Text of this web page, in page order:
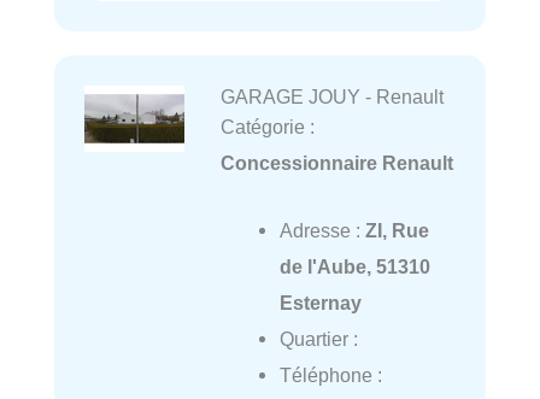
GARAGE JOUY - Renault
Catégorie :
Concessionnaire Renault
Adresse : ZI, Rue
de l'Aube, 51310
Esternay
Quartier :
Téléphone :